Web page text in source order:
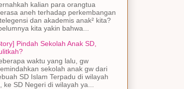
kalian para orangtua
aneh terhadap perkembangan
dan akademis anak² kita?
kita yakin bahwa...
Pindah Sekolah Anak SD,
waktu yang lalu, gw
sekolah anak gw dari
SD Islam Terpadu di wilayah
SD Negeri di wilayah ya...